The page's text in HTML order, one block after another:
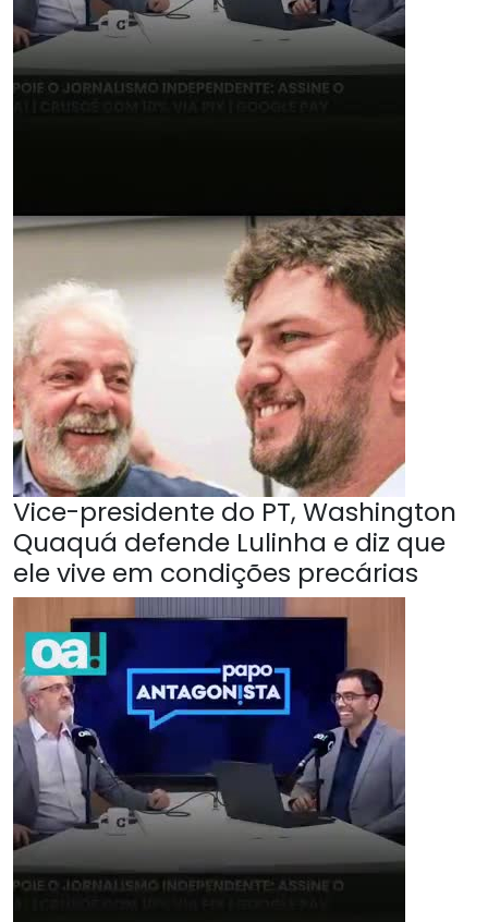
Vice-presidente do PT, Washington
Quaquá defende Lulinha e diz que
ele vive em condições precárias